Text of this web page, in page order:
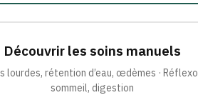
Découvrir les soins manuels
lourdes, rétention d’eau, œdèmes ·
sommeil, digestion